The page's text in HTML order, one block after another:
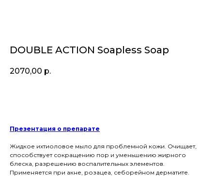
DOUBLE ACTION Soapless Soap
2070,00 р.
Презентация о препарате
Жидкое ихтиоловое мыло для проблемной кожи. Очищает,
способствует сокращению пор и уменьшению жирного
блеска, разрешению воспалительных элементов.
Применяется при акне, розацеа, себорейном дерматите.